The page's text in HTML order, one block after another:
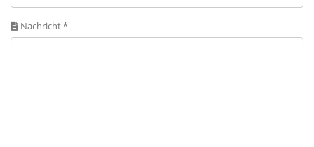
Nachricht *